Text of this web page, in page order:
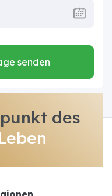
senden
des